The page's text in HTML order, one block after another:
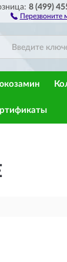
8 (499)
Перезвоните